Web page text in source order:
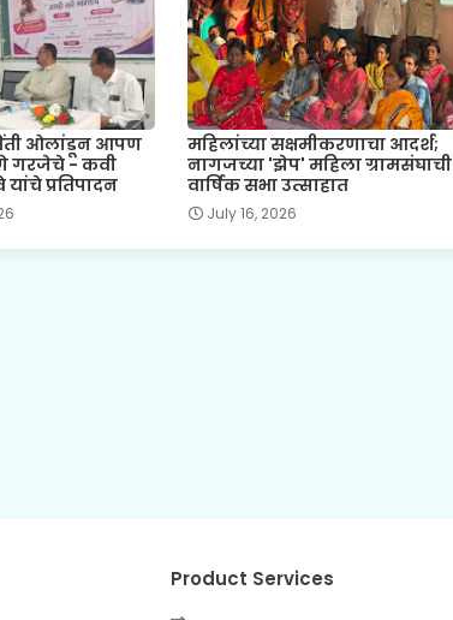
ओलांडून आपण
गरजेचे - कवी
प्रतिपादन
महिलांच्या सक्षमीकरणाचा आदर्श;
नागजच्या 'झेप' महिला ग्रामसंघाची
वार्षिक सभा उत्साहात
July 16, 2026
Product Services